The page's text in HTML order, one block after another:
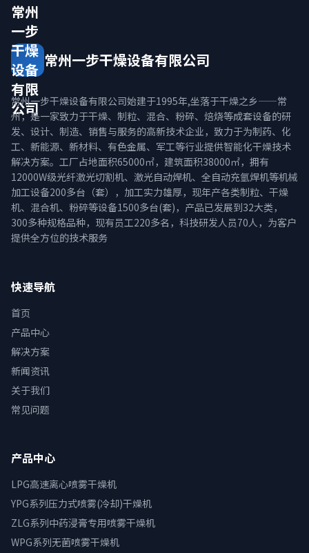
常州
一步
干燥
设备
有限
公司
常州一步干燥设备有限公司
常州一步干燥设备有限公司始建于1995年,坐落于干燥之乡——常
州，是一家致力于干燥、制粒、混合、粉碎、焙烧等成套设备的研
发、设计、制造、销售与服务的高新技术企业，致力于为制药、化
工、新能源、新材料、有色金属、军工等行业提供智能化干燥技术
解决方案。工厂占地面积65000㎡，建筑面积38000㎡，拥有
12000W级光纤激光切割机、激光自动焊机、全自动充氩焊机等机械
加工设备200多台（套），加工实力雄厚，现年产各类制粒、干燥
机、混合机、粉碎等设备1500多台(套)，产品已发展到32大类，
300多种规格品种，现有员工220多名，科技研发人员70人，为客户
提供全方位的技术服务
快速导航
首页
产品中心
解决方案
新闻资讯
关于我们
常见问题
产品中心
LPG高速离心喷雾干燥机
YPG系列压力式喷雾(冷却)干燥机
ZLG系列中药浸膏专用喷雾干燥机
WPG系列无菌喷雾干燥机